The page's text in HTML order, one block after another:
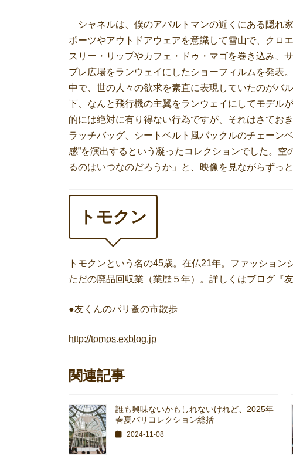
シャネルは、僕のアパルトマンの近くにある隠れ
ポーツやアウトドアウェアを意識して雪山で、クロ
スリー・リップやカフェ・ドゥ・マゴを巻き込み、
プレ広場をランウェイにしたショーフィルムを発表
中で、世の人々の欲求を素直に表現していたのがバ
下、なんと飛行機の主翼をランウェイにしてモデル
的には絶対に有り得ない行為ですが、それはさてお
ラッチバッグ、シートベルト風バックルのチェーン
感”を演出するという凝ったコレクションでした。
るのはいつなのだろうか」と、映像を見ながらずっ
トモクン
トモクンという名の45歳。在仏21年。ファッショ
ただの廃品回収業（業歴５年）。詳しくはブログ『
●友くんのパリ蚤の市散歩
http://tomos.exblog.jp
関連記事
誰も興味ないかもしれないけれど、2025年
春夏パリコレクション総括
2024-11-08